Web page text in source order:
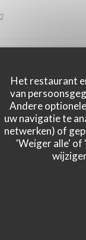
Het restaurant
van
Andere
uw navigatie te
netwerken) of
'Weiger alle' of